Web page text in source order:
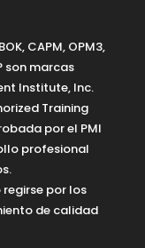
CAPM, OPM3,
son marcas
Institute, Inc.
Training
por el PMI
profesional
por los
de calidad